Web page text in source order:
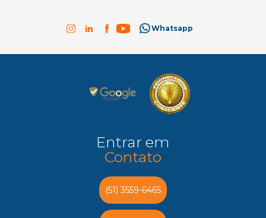
Whatsapp
Entrar em
Contato
(51) 3559-6465